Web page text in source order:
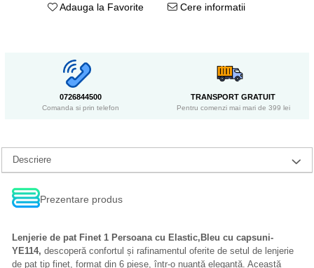
Adauga la Favorite Cere informatii
0726844500
Comanda si prin telefon
TRANSPORT GRATUIT
Pentru comenzi mai mari de 399 lei
Descriere
Prezentare produs
Lenjerie de pat Finet 1 Persoana cu Elastic,Bleu cu capsuni-
YE114, descoperă confortul și rafinamentul oferite de setul de lenjerie
de pat tip finet, format din 6 piese, într-o nuanță elegantă. Această